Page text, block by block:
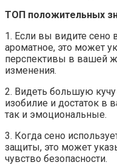
ТОП положительных
1. Если вы видите сено
ароматное, это может
перспективы в вашей
изменения.
2. Видеть большую
изобилие и достаток в
так и эмоциональные.
3. Когда сено
защиты, это может
чувство безопасности.